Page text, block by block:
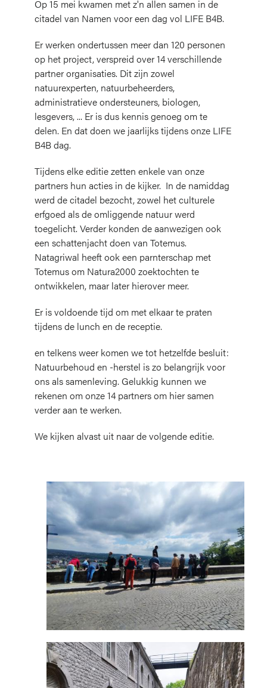
Op 15 mei kwamen met z'n allen samen in de
citadel van Namen voor een dag vol LIFE B4B.
Er werken ondertussen meer dan 120 personen
op het project, verspreid over 14 verschillende
partner organisaties. Dit zijn zowel
natuurexperten, natuurbeheerders,
administratieve ondersteuners, biologen,
lesgevers, ... Er is dus kennis genoeg om te
delen. En dat doen we jaarlijks tijdens onze LIFE
B4B dag.
Tijdens elke editie zetten enkele van onze
partners hun acties in de kijker. In de namiddag
werd de citadel bezocht, zowel het culturele
erfgoed als de omliggende natuur werd
toegelicht. Verder konden de aanwezigen ook
een schattenjacht doen van Totemus.
Natagriwal heeft ook een parnterschap met
Totemus om Natura2000 zoektochten te
ontwikkelen, maar later hierover meer.
Er is voldoende tijd om met elkaar te praten
tijdens de lunch en de receptie.
en telkens weer komen we tot hetzelfde besluit:
Natuurbehoud en -herstel is zo belangrijk voor
ons als samenleving. Gelukkig kunnen we
rekenen om onze 14 partners om hier samen
verder aan te werken.
We kijken alvast uit naar de volgende editie.
Afbeelding